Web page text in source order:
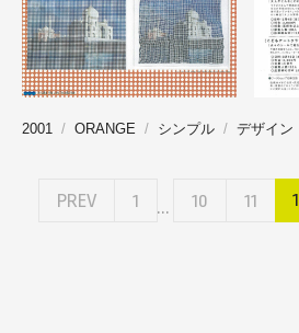
2001 ORANGE シンプル デザイン
PREV 1 ... 10 11